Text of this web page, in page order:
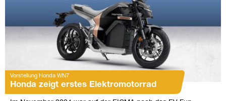
Vorstellung Honda WN7
Honda zeigt erstes Elektromotorrad